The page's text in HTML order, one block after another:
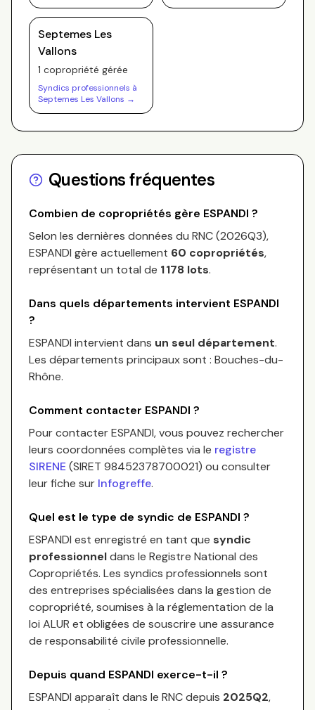
Septemes Les
Vallons
1 copropriété gérée
Syndics professionnels à
Septemes Les Vallons →
Questions fréquentes
Combien de copropriétés gère ESPANDI ?
Selon les dernières données du RNC (2026Q3),
ESPANDI gère actuellement 60 copropriétés,
représentant un total de 1 178 lots.
Dans quels départements intervient ESPANDI
?
ESPANDI intervient dans un seul département.
Les départements principaux sont : Bouches-du-
Rhône.
Comment contacter ESPANDI ?
Pour contacterESPANDI, vous pouvez rechercher
leurs coordonnées complètes via le registre
SIRENE (SIRET 98452378700021) ou consulter
leur fiche sur Infogreffe.
Quel est le type de syndic de ESPANDI ?
ESPANDI est enregistré en tant que syndic
professionneldans le Registre National des
Copropriétés. Les syndics professionnels sont
des entreprises spécialisées dans la gestion de
copropriété, soumises à la réglementation de la
loi ALUR et obligées de souscrire une assurance
de responsabilité civile professionnelle.
Depuis quand ESPANDI exerce-t-il ?
ESPANDI apparaît dans le RNC depuis 2025Q2,